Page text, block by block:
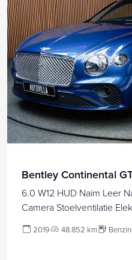
Bentley Continental
6.0 W12 HUD Naim Leer
Camera Stoelventilatie
2019 48.852 km